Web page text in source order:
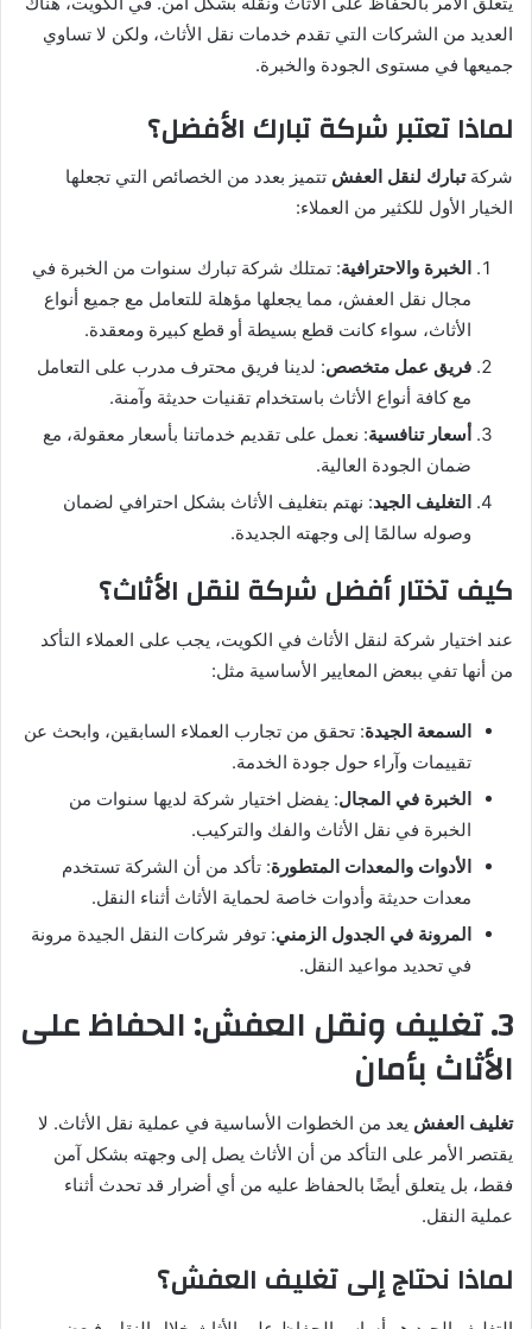
العديد من الشركات التي تقدم خدمات نقل الأثاث، ولكن لا تساوي
جميعها في مستوى الجودة والخبرة.
لماذا تعتبر شركة تبارك الأفضل؟
شركةتبارك لنقل العفش تتميز بعدد من الخصائص التي تجعلها
الخيار الأول للكثير من العملاء:
الخبرة والاحترافية: تمتلك شركة تبارك سنوات من الخبرة في
مجال نقل العفش، مما يجعلها مؤهلة للتعامل مع جميع أنواع
الأثاث، سواء كانت قطع بسيطة أو قطع كبيرة ومعقدة.
فريق عمل متخصص: لدينا فريق محترف مدرب على التعامل
مع كافة أنواع الأثاث باستخدام تقنيات حديثة وآمنة.
أسعار تنافسية: نعمل على تقديم خدماتنا بأسعار معقولة، مع
ضمان الجودة العالية.
التغليف الجيد: نهتم بتغليف الأثاث بشكل احترافي لضمان
وصوله سالمًا إلى وجهته الجديدة.
كيف تختار أفضل شركة لنقل الأثاث؟
عند اختيار شركة لنقل الأثاث في الكويت، يجب على العملاء التأكد
من أنها تفي ببعض المعايير الأساسية مثل:
السمعة الجيدة: تحقق من تجارب العملاء السابقين، وابحث عن
تقييمات وآراء حول جودة الخدمة.
الخبرة في المجال: يفضل اختيار شركة لديها سنوات من
الخبرة في نقل الأثاث والفك والتركيب.
الأدوات والمعدات المتطورة: تأكد من أن الشركة تستخدم
معدات حديثة وأدوات خاصة لحماية الأثاث أثناء النقل.
المرونة في الجدول الزمني: توفر شركات النقل الجيدة مرونة
في تحديد مواعيد النقل.
3. تغليف ونقل العفش: الحفاظ على
الأثاث بأمان
تغليف العفش يعد من الخطوات الأساسية في عملية نقل الأثاث. لا
يقتصر الأمر على التأكد من أن الأثاث يصل إلى وجهته بشكل آمن
فقط، بل يتعلق أيضًا بالحفاظ عليه من أي أضرار قد تحدث أثناء
عملية النقل.
لماذا نحتاج إلى تغليف العفش؟